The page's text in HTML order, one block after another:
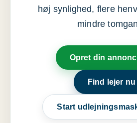
høj synlighed, flere
mindre
Opret din
Find lejer nu
Start